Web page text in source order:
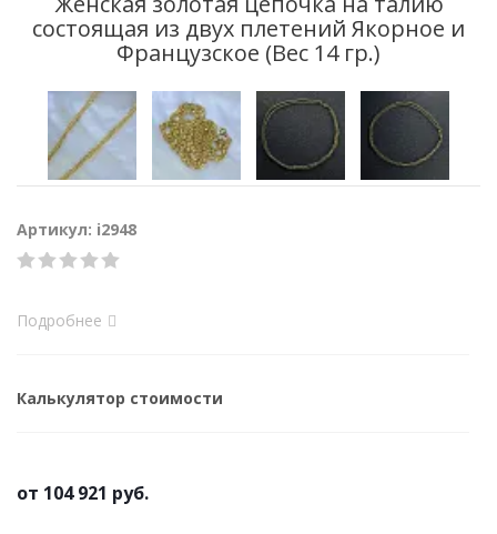
состоящая из двух плетений Якорное и
Французское (Вес 14 гр.)
Артикул: i2948
Подробнее
Калькулятор стоимости
от 104 921 руб.